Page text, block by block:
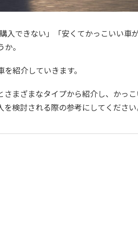
入できない」「安くてかっこいい車
。
紹介していきます。
まざまなタイプから紹介し、かっ
検討される際の参考にしてください